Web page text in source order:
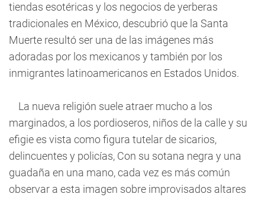
tiendas esotéricas y los negocios de yerberas
tradicionales en México, descubrió que la Santa
Muerte resultó ser una de las imágenes más
adoradas por los mexicanos y también por los
inmigrantes latinoamericanos en Estados Unidos.
La nueva religión suele atraer mucho a los
marginados, a los pordioseros, niños de la calle y su
efigie es vista como figura tutelar de sicarios,
delincuentes y policías, Con su sotana negra y una
guadaña en una mano, cada vez es más común
observar a esta imagen sobre improvisados altares